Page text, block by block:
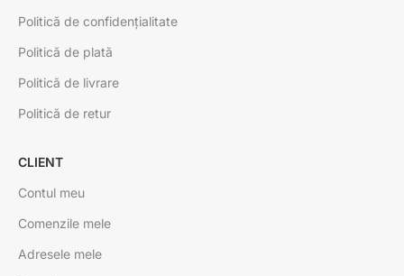
Politică de confidențialitate
Politică de plată
Politică de livrare
Politică de retur
CLIENT
Contul meu
Comenzile mele
Adresele mele